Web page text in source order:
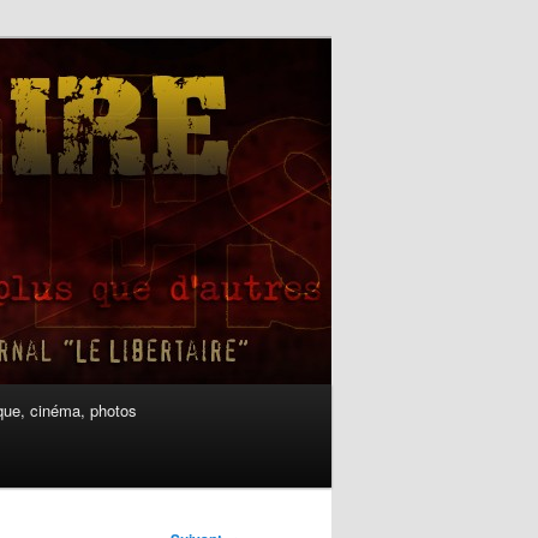
cinéma, photos